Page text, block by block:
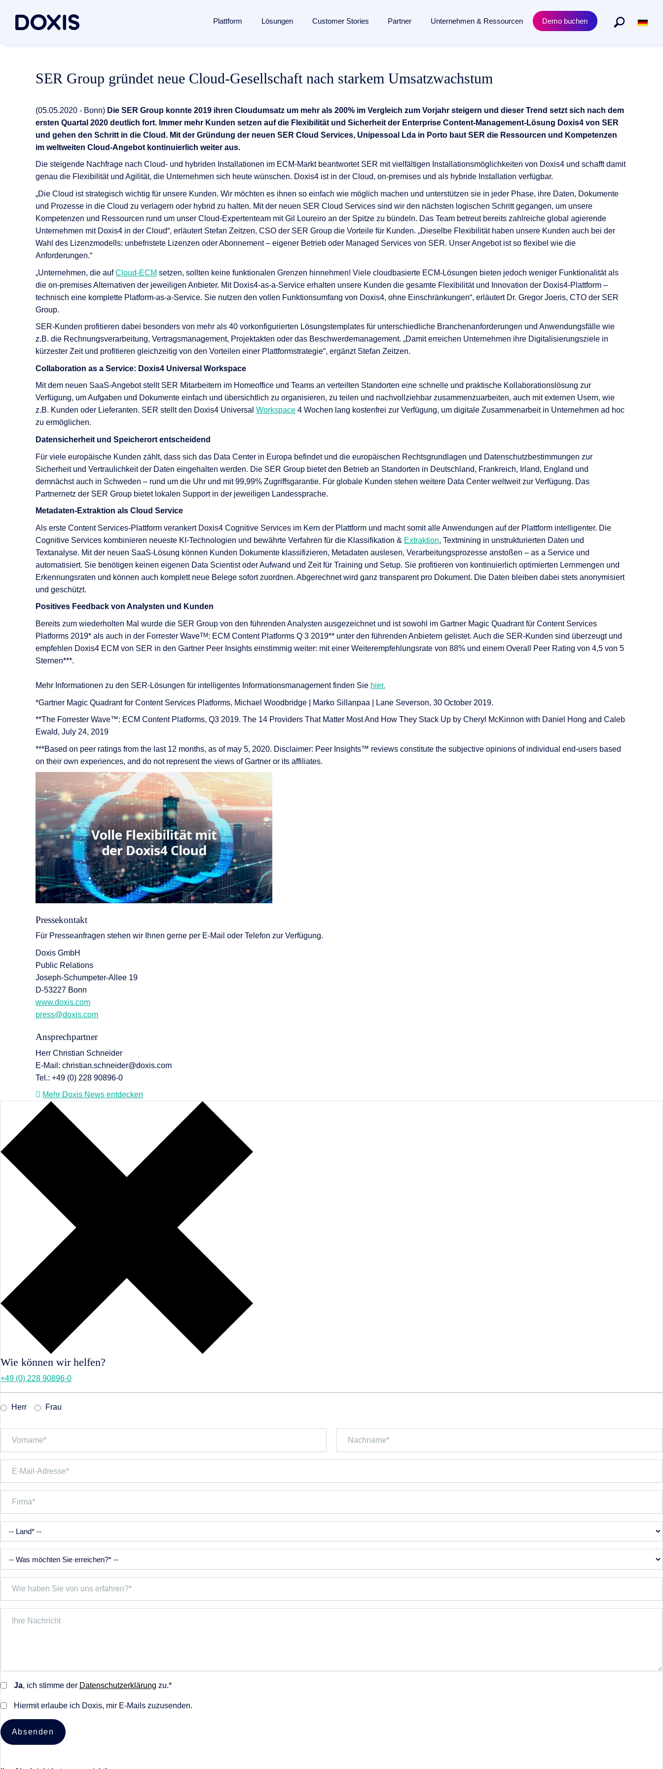
Plattform
Von der Erfassung bis zur Archivierung:Eine KI-gestützte Plattform für den gesamten Dokumentenlebenszyklus.
Dokumentenmanagement
Dokumentenverarbeitung
Dokumentengenerierung
Dokumentenautomatisierung mit SAP
KI-Funktionen
Integrationen
Deployment & Services
Lösungen
Dokumenten­management
Vertragsmanagement
Posteingang
Archivierung
Case Management
Fertigungsindustrie
Versicherungen
Logistik
Alle Branchen
Personalmanagement
Einkauf & Beschaffung
Customer Stories Partner
Partner finden
Referenzpartner werden
Partner Portal
Unternehmen & Ressourcen
Über uns
Soziales Engagement
Standorte
Verbände und Mitgliedschaften
News / Presse
Blog
Webinare
Ressourcen
Glossar
Academy Trainings
Release News
Demo buchen
SER Group gründet neue Cloud-Gesellschaft nach starkem Umsatzwachstum
(05.05.2020 - Bonn) Die SER Group konnte 2019 ihren Cloudumsatz um mehr als 200% im Vergleich zum Vorjahr steigern und dieser Trend setzt sich nach dem
ersten Quartal 2020 deutlich fort. Immer mehr Kunden setzen auf die Flexibilität und Sicherheit der Enterprise Content-Management-Lösung Doxis4 von SER
und gehen den Schritt in die Cloud. Mit der Gründung der neuen SER Cloud Services, Unipessoal Lda in Porto baut SER die Ressourcen und Kompetenzen
im weltweiten Cloud-Angebot kontinuierlich weiter aus.
Die steigende Nachfrage nach Cloud- und hybriden Installationen im ECM-Markt beantwortet SER mit vielfältigen Installationsmöglichkeiten von Doxis4 und schafft damit
genau die Flexibilität und Agilität, die Unternehmen sich heute wünschen. Doxis4 ist in der Cloud, on-premises und als hybride Installation verfügbar.
„Die Cloud ist strategisch wichtig für unsere Kunden. Wir möchten es ihnen so einfach wie möglich machen und unterstützen sie in jeder Phase, ihre Daten, Dokumente
und Prozesse in die Cloud zu verlagern oder hybrid zu halten. Mit der neuen SER Cloud Services sind wir den nächsten logischen Schritt gegangen, um unsere
Kompetenzen und Ressourcen rund um unser Cloud-Expertenteam mit Gil Loureiro an der Spitze zu bündeln. Das Team betreut bereits zahlreiche global agierende
Unternehmen mit Doxis4 in der Cloud“, erläutert Stefan Zeitzen, CSO der SER Group die Vorteile für Kunden. „Dieselbe Flexibilität haben unsere Kunden auch bei der
Wahl des Lizenzmodells: unbefristete Lizenzen oder Abonnement – eigener Betrieb oder Managed Services von SER. Unser Angebot ist so flexibel wie die
Anforderungen.“
„Unternehmen, die aufCloud-ECM setzen, sollten keine funktionalen Grenzen hinnehmen! Viele cloudbasierte ECM-Lösungen bieten jedoch weniger Funktionalität als
die on-premises Alternativen der jeweiligen Anbieter. Mit Doxis4-as-a-Service erhalten unsere Kunden die gesamte Flexibilität und Innovation der Doxis4-Plattform –
technisch eine komplette Platform-as-a-Service. Sie nutzen den vollen Funktionsumfang von Doxis4, ohne Einschränkungen“, erläutert Dr. Gregor Joeris, CTO der SER
Group.
SER-Kunden profitieren dabei besonders von mehr als 40 vorkonfigurierten Lösungstemplates für unterschiedliche Branchenanforderungen und Anwendungsfälle wie
z.B. die Rechnungsverarbeitung, Vertragsmanagement, Projektakten oder das Beschwerdemanagement. „Damit erreichen Unternehmen ihre Digitalisierungsziele in
kürzester Zeit und profitieren gleichzeitig von den Vorteilen einer Plattformstrategie“, ergänzt Stefan Zeitzen.
Collaboration as a Service: Doxis4 Universal Workspace
Mit dem neuen SaaS-Angebot stellt SER Mitarbeitern im Homeoffice und Teams an verteilten Standorten eine schnelle und praktische Kollaborationslösung zur
Verfügung, um Aufgaben und Dokumente einfach und übersichtlich zu organisieren, zu teilen und nachvollziehbar zusammenzuarbeiten, auch mit externen Usern, wie
z.B. Kunden oder Lieferanten. SER stellt den Doxis4 Universal Workspace 4 Wochen lang kostenfrei zur Verfügung, um digitale Zusammenarbeit in Unternehmen ad hoc
zu ermöglichen.
Datensicherheit und Speicherort entscheidend
Für viele europäische Kunden zählt, dass sich das Data Center in Europa befindet und die europäischen Rechtsgrundlagen und Datenschutzbestimmungen zur
Sicherheit und Vertraulichkeit der Daten eingehalten werden. Die SER Group bietet den Betrieb an Standorten in Deutschland, Frankreich, Irland, England und
demnächst auch in Schweden – rund um die Uhr und mit 99,99% Zugriffsgarantie. Für globale Kunden stehen weitere Data Center weltweit zur Verfügung. Das
Partnernetz der SER Group bietet lokalen Support in der jeweiligen Landessprache.
Metadaten-Extraktion als Cloud Service
Als erste Content Services-Plattform verankert Doxis4 Cognitive Services im Kern der Plattform und macht somit alle Anwendungen auf der Plattform intelligenter. Die
Cognitive Services kombinieren neueste KI-Technologien und bewährte Verfahren für die Klassifikation & Extraktion, Textmining in unstrukturierten Daten und
Textanalyse. Mit der neuen SaaS-Lösung können Kunden Dokumente klassifizieren, Metadaten auslesen, Verarbeitungsprozesse anstoßen – as a Service und
automatisiert. Sie benötigen keinen eigenen Data Scientist oder Aufwand und Zeit für Training und Setup. Sie profitieren von kontinuierlich optimierten Lernmengen und
Erkennungsraten und können auch komplett neue Belege sofort zuordnen. Abgerechnet wird ganz transparent pro Dokument. Die Daten bleiben dabei stets anonymisiert
und geschützt.
Positives Feedback von Analysten und Kunden
Bereits zum wiederholten Mal wurde die SER Group von den führenden Analysten ausgezeichnet und ist sowohl im Gartner Magic Quadrant für Content Services
Platforms 2019* als auch in der Forrester WaveTM : ECM Content Platforms Q 3 2019** unter den führenden Anbietern gelistet. Auch die SER-Kunden sind überzeugt und
empfehlen Doxis4 ECM von SER in den Gartner Peer Insights einstimmig weiter: mit einer Weiterempfehlungsrate von 88% und einem Overall Peer Rating von 4,5 von 5
Sternen***.
Mehr Informationen zu den SER-Lösungen für intelligentes Informationsmanagement finden Sie hier.
*Gartner Magic Quadrant for Content Services Platforms, Michael Woodbridge | Marko Sillanpaa | Lane Severson, 30 October 2019.
**The Forrester Wave™: ECM Content Platforms, Q3 2019. The 14 Providers That Matter Most And How They Stack Up by Cheryl McKinnon with Daniel Hong and Caleb
Ewald, July 24, 2019
***Based on peer ratings from the last 12 months, as of may 5, 2020. Disclaimer: Peer Insights™ reviews constitute the subjective opinions of individual end-users based
on their own experiences, and do not represent the views of Gartner or its affiliates.
Pressekontakt
Für Presseanfragen stehen wir Ihnen gerne per E-Mail oder Telefon zur Verfügung.
Doxis GmbH
Public Relations
Joseph-Schumpeter-Allee 19
D-53227 Bonn
www.doxis.com
press@doxis.com
Ansprechpartner
Herr Christian Schneider
E-Mail: christian.schneider@doxis.com
Tel.: +49 (0) 228 90896-0
Mehr Doxis News entdecken
Wie können wir helfen?
+49 (0) 228 90896-0
Herr Frau
Ja, ich stimme der Datenschutzerklärung zu.*
Hiermit erlaube ich Doxis, mir E-Mails zuzusenden.
Absenden